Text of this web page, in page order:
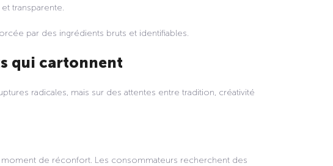
transparente.
par des ingrédients bruts et identifiables.
qui cartonnent
radicales, mais sur des attentes entre tradition, créativité
moment de réconfort. Les consommateurs recherchent des